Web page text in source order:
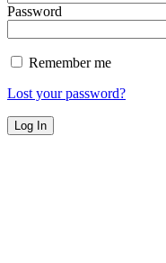
Password
Remember me
Lost your password?